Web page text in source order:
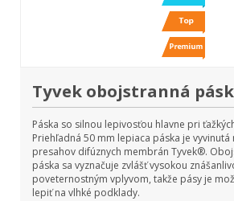
Tyvek obojstranná
Páska so silnou lepivosťou hlavne pri
Priehľadná 50 mm lepiaca páska je vyvinutá
presahov difúznych membrán Tyvek®.
páska sa vyznačuje zvlášť vysokou
poveternostným vplyvom, takže pásy je
lepiť na vlhké podklady.